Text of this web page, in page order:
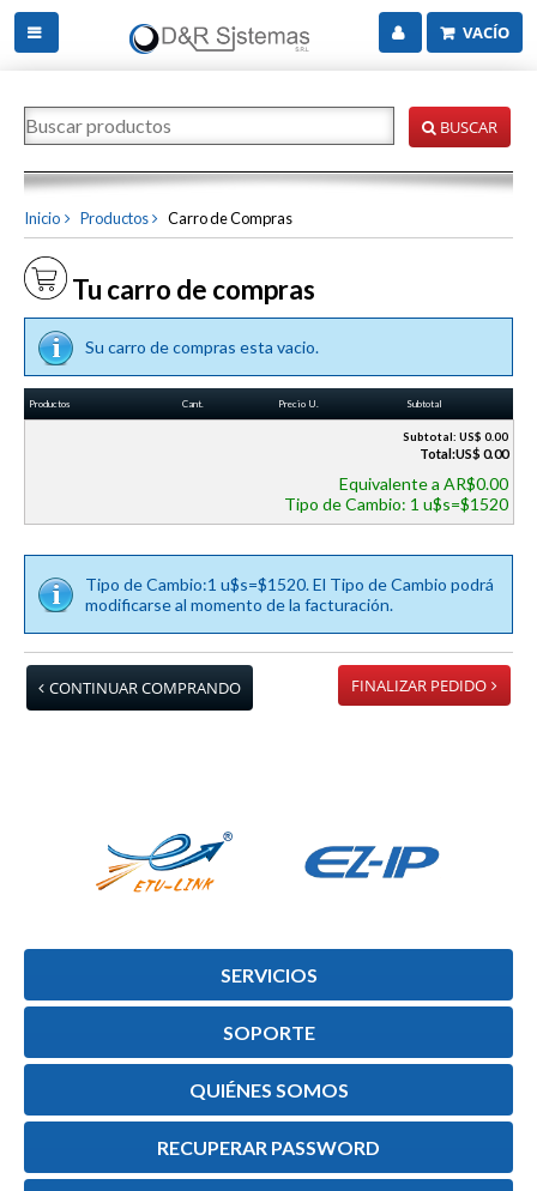
VACÍO
BUSCAR
Inicio Productos Carro de Compras
Tu carro de compras
Su carro de compras esta vacio.
Productos Cant. Precio U. Subtotal
Subtotal: US$ 0.00
Total:US$ 0.00
Equivalente a AR$0.00
Tipo de Cambio: 1 u$s=$1520
Tipo de Cambio:1 u$s=$1520. El Tipo de Cambio podrá
modificarse al momento de la facturación.
CONTINUAR COMPRANDO FINALIZAR PEDIDO
SERVICIOS
SOPORTE
QUIÉNES SOMOS
RECUPERAR PASSWORD